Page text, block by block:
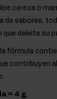
cereza o
de sabores,
deleite su
fórmula
contribuyen
= 4 g.